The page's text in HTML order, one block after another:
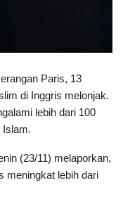
Paris, 13
di Inggris melonjak.
lebih dari 100
Islam.
(23/11) melaporkan,
meningkat lebih dari